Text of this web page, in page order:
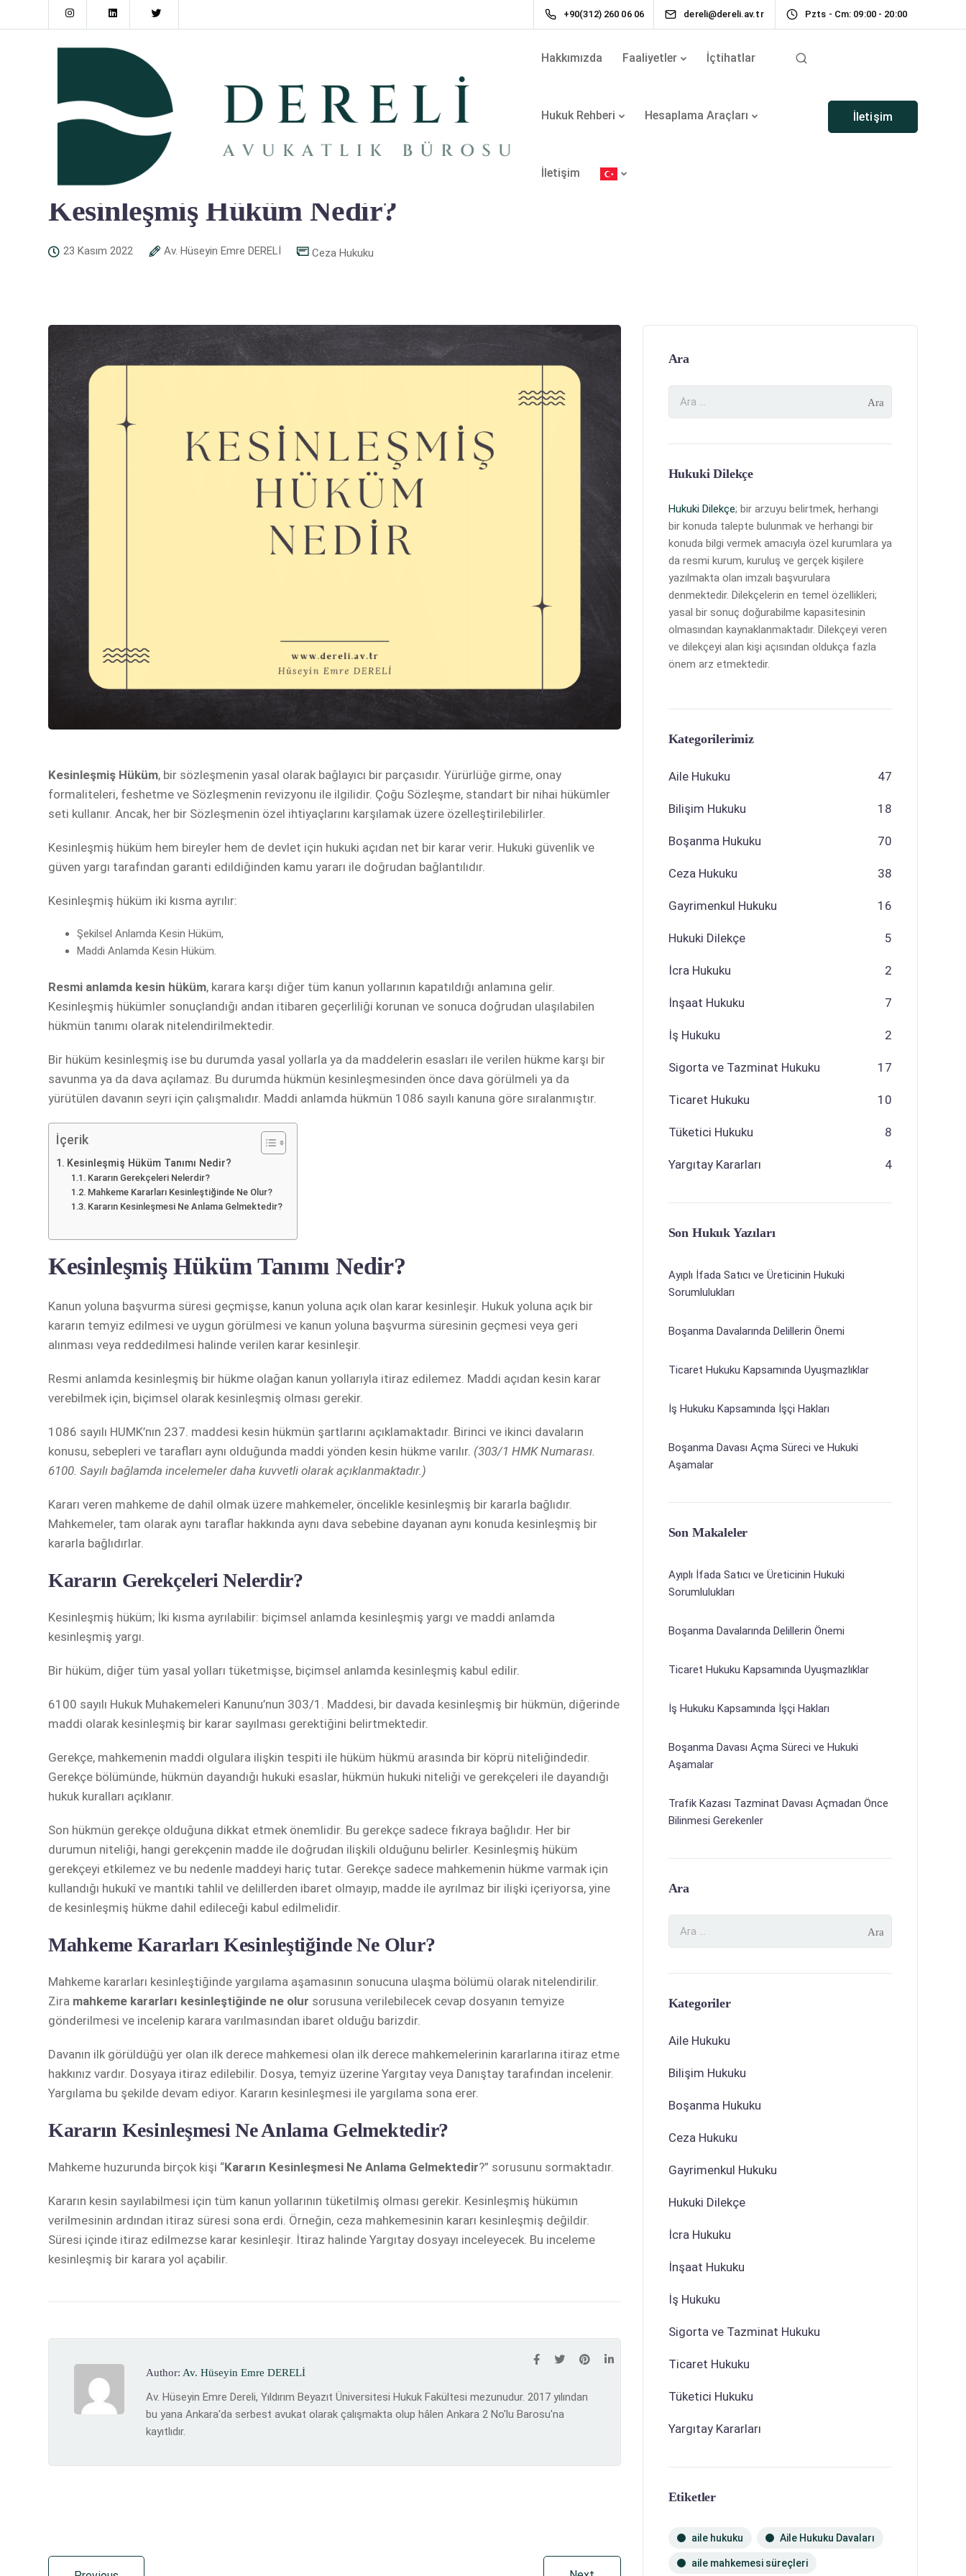
+90(312) 260 06 06 dereli@dereli.av.tr Pzts - Cm: 09:00 - 20:00
Hakkımızda Faaliyetler İçtihatlar
Hukuk Rehberi Hesaplama Araçları
İletişim
İletişim
>Ceza Hukuku
Kesinleşmiş Hüküm Nedir?
23 Kasım 2022 Av. Hüseyin Emre DERELİ Ceza Hukuku
Kesinleşmiş Hüküm, bir sözleşmenin yasal olarak bağlayıcı bir parçasıdır. Yürürlüğe girme, onay
formaliteleri, feshetme ve Sözleşmenin revizyonu ile ilgilidir. Çoğu Sözleşme, standart bir nihai hükümler
seti kullanır. Ancak, her bir Sözleşmenin özel ihtiyaçlarını karşılamak üzere özelleştirilebilirler.
Kesinleşmiş hüküm hem bireyler hem de devlet için hukuki açıdan net bir karar verir. Hukuki güvenlik ve
güven yargı tarafından garanti edildiğinden kamu yararı ile doğrudan bağlantılıdır.
Kesinleşmiş hüküm iki kısma ayrılır:
Şekilsel Anlamda Kesin Hüküm,
Maddi Anlamda Kesin Hüküm.
Resmi anlamda kesin hüküm, karara karşı diğer tüm kanun yollarının kapatıldığı anlamına gelir.
Kesinleşmiş hükümler sonuçlandığı andan itibaren geçerliliği korunan ve sonuca doğrudan ulaşılabilen
hükmün tanımı olarak nitelendirilmektedir.
Bir hüküm kesinleşmiş ise bu durumda yasal yollarla ya da maddelerin esasları ile verilen hükme karşı bir
savunma ya da dava açılamaz. Bu durumda hükmün kesinleşmesinden önce dava görülmeli ya da
yürütülen davanın seyri için çalışmalıdır. Maddi anlamda hükmün 1086 sayılı kanuna göre sıralanmıştır.
İçerik
Kesinleşmiş Hüküm Tanımı Nedir?
Kararın Gerekçeleri Nelerdir?
Mahkeme Kararları Kesinleştiğinde Ne Olur?
Kararın Kesinleşmesi Ne Anlama Gelmektedir?
Kesinleşmiş Hüküm Tanımı Nedir?
Kanun yoluna başvurma süresi geçmişse, kanun yoluna açık olan karar kesinleşir. Hukuk yoluna açık bir
kararın temyiz edilmesi ve uygun görülmesi ve kanun yoluna başvurma süresinin geçmesi veya geri
alınması veya reddedilmesi halinde verilen karar kesinleşir.
Resmi anlamda kesinleşmiş bir hükme olağan kanun yollarıyla itiraz edilemez. Maddi açıdan kesin karar
verebilmek için, biçimsel olarak kesinleşmiş olması gerekir.
1086 sayılı HUMK’nın 237. maddesi kesin hükmün şartlarını açıklamaktadır. Birinci ve ikinci davaların
konusu, sebepleri ve tarafları aynı olduğunda maddi yönden kesin hükme varılır. (303/1 HMK Numarası.
6100. Sayılı bağlamda incelemeler daha kuvvetli olarak açıklanmaktadır.)
Kararı veren mahkeme de dahil olmak üzere mahkemeler, öncelikle kesinleşmiş bir kararla bağlıdır.
Mahkemeler, tam olarak aynı taraflar hakkında aynı dava sebebine dayanan aynı konuda kesinleşmiş bir
kararla bağlıdırlar.
Kararın Gerekçeleri Nelerdir?
Kesinleşmiş hüküm; İki kısma ayrılabilir: biçimsel anlamda kesinleşmiş yargı ve maddi anlamda
kesinleşmiş yargı.
Bir hüküm, diğer tüm yasal yolları tüketmişse, biçimsel anlamda kesinleşmiş kabul edilir.
6100 sayılı Hukuk Muhakemeleri Kanunu’nun 303/1. Maddesi, bir davada kesinleşmiş bir hükmün, diğerinde
maddi olarak kesinleşmiş bir karar sayılması gerektiğini belirtmektedir.
Gerekçe, mahkemenin maddi olgulara ilişkin tespiti ile hüküm hükmü arasında bir köprü niteliğindedir.
Gerekçe bölümünde, hükmün dayandığı hukuki esaslar, hükmün hukuki niteliği ve gerekçeleri ile dayandığı
hukuk kuralları açıklanır.
Son hükmün gerekçe olduğuna dikkat etmek önemlidir. Bu gerekçe sadece fıkraya bağlıdır. Her bir
durumun niteliği, hangi gerekçenin madde ile doğrudan ilişkili olduğunu belirler. Kesinleşmiş hüküm
gerekçeyi etkilemez ve bu nedenle maddeyi hariç tutar. Gerekçe sadece mahkemenin hükme varmak için
kullandığı hukukî ve mantıki tahlil ve delillerden ibaret olmayıp, madde ile ayrılmaz bir ilişki içeriyorsa, yine
de kesinleşmiş hükme dahil edileceği kabul edilmelidir.
Mahkeme Kararları Kesinleştiğinde Ne Olur?
Mahkeme kararları kesinleştiğinde yargılama aşamasının sonucuna ulaşma bölümü olarak nitelendirilir.
Zira mahkeme kararları kesinleştiğinde ne olur sorusuna verilebilecek cevap dosyanın temyize
gönderilmesi ve incelenip karara varılmasından ibaret olduğu barizdir.
Davanın ilk görüldüğü yer olan ilk derece mahkemesi olan ilk derece mahkemelerinin kararlarına itiraz etme
hakkınız vardır. Dosyaya itiraz edilebilir. Dosya, temyiz üzerine Yargıtay veya Danıştay tarafından incelenir.
Yargılama bu şekilde devam ediyor. Kararın kesinleşmesi ile yargılama sona erer.
Kararın Kesinleşmesi Ne Anlama Gelmektedir?
Mahkeme huzurunda birçok kişi “Kararın Kesinleşmesi Ne Anlama Gelmektedir?” sorusunu sormaktadır.
Kararın kesin sayılabilmesi için tüm kanun yollarının tüketilmiş olması gerekir. Kesinleşmiş hükümın
verilmesinin ardından itiraz süresi sona erdi. Örneğin, ceza mahkemesinin kararı kesinleşmiş değildir.
Süresi içinde itiraz edilmezse karar kesinleşir. İtiraz halinde Yargıtay dosyayı inceleyecek. Bu inceleme
kesinleşmiş bir karara yol açabilir.
Author: Av. Hüseyin Emre DERELİ
Av. Hüseyin Emre Dereli, Yıldırım Beyazıt Üniversitesi Hukuk Fakültesi mezunudur. 2017 yılından
bu yana Ankara'da serbest avukat olarak çalışmakta olup hâlen Ankara 2 No'lu Barosu'na
kayıtlıdır.
Ara
Hukuki Dilekçe
Hukuki Dilekçe; bir arzuyu belirtmek, herhangi
bir konuda talepte bulunmak ve herhangi bir
konuda bilgi vermek amacıyla özel kurumlara ya
da resmi kurum, kuruluş ve gerçek kişilere
yazılmakta olan imzalı başvurulara
denmektedir. Dilekçelerin en temel özellikleri;
yasal bir sonuç doğurabilme kapasitesinin
olmasından kaynaklanmaktadır. Dilekçeyi veren
ve dilekçeyi alan kişi açısından oldukça fazla
önem arz etmektedir.
Kategorilerimiz
Aile Hukuku 47
Bilişim Hukuku 18
Boşanma Hukuku 70
Ceza Hukuku 38
Gayrimenkul Hukuku 16
Hukuki Dilekçe 5
İcra Hukuku 2
İnşaat Hukuku 7
İş Hukuku 2
Sigorta ve Tazminat Hukuku 17
Ticaret Hukuku 10
Tüketici Hukuku 8
Yargıtay Kararları 4
Son Hukuk Yazıları
Ayıplı İfada Satıcı ve Üreticinin Hukuki
Sorumlulukları
Boşanma Davalarında Delillerin Önemi
Ticaret Hukuku Kapsamında Uyuşmazlıklar
İş Hukuku Kapsamında İşçi Hakları
Boşanma Davası Açma Süreci ve Hukuki
Aşamalar
Son Makaleler
Ayıplı İfada Satıcı ve Üreticinin Hukuki
Sorumlulukları
Boşanma Davalarında Delillerin Önemi
Ticaret Hukuku Kapsamında Uyuşmazlıklar
İş Hukuku Kapsamında İşçi Hakları
Boşanma Davası Açma Süreci ve Hukuki
Aşamalar
Trafik Kazası Tazminat Davası Açmadan Önce
Bilinmesi Gerekenler
Ara
Kategoriler
Aile Hukuku
Bilişim Hukuku
Boşanma Hukuku
Ceza Hukuku
Gayrimenkul Hukuku
Hukuki Dilekçe
İcra Hukuku
İnşaat Hukuku
İş Hukuku
Sigorta ve Tazminat Hukuku
Ticaret Hukuku
Tüketici Hukuku
Yargıtay Kararları
Etiketler
aile hukuku Aile Hukuku Davaları
aile mahkemesi süreçleri